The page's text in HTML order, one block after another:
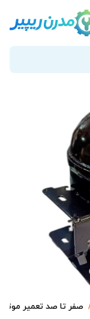
صفر تا صد تعمیر